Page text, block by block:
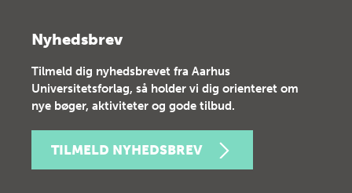
Nyhedsbrev
Tilmeld dig nyhedsbrevet fra Aarhus
Universitetsforlag, så holder vi dig orienteret om
nye bøger, aktiviteter og gode tilbud.
TILMELD NYHEDSBREV